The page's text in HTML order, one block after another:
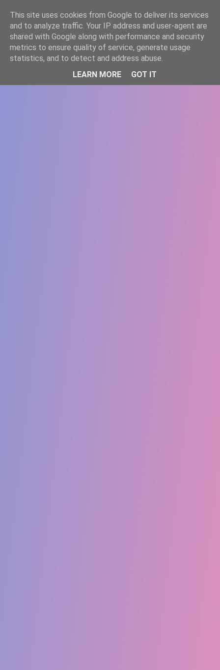
WWW.GAZISTI.RO
This site uses cookies from Google to deliver its services
and to analyze traffic. Your IP address and user-agent are
shared with Google along with performance and security
metrics to ensure quality of service, generate usage
statistics, and to detect and address abuse.
LEARN MORE
GOT IT